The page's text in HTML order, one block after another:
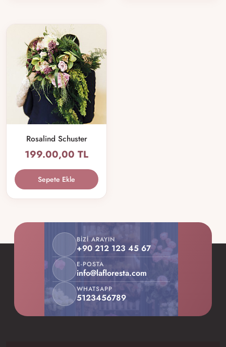
Rosalind Schuster
199.00,00 TL
Sepete Ekle
BIZI ARAYIN
+90 212 123 45 67
E-POSTA
info@lafloresta.com
WHATSAPP
5123456789